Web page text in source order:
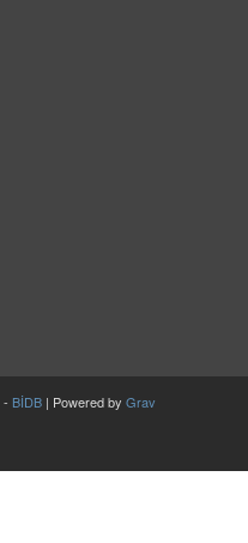
- BİDB | Powered by Grav